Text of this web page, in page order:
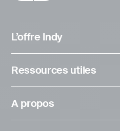
L’offre Indy
Ressources utiles
A propos